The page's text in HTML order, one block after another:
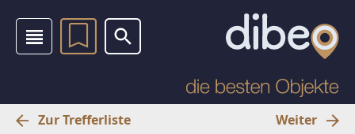
Zur Trefferliste Weiter